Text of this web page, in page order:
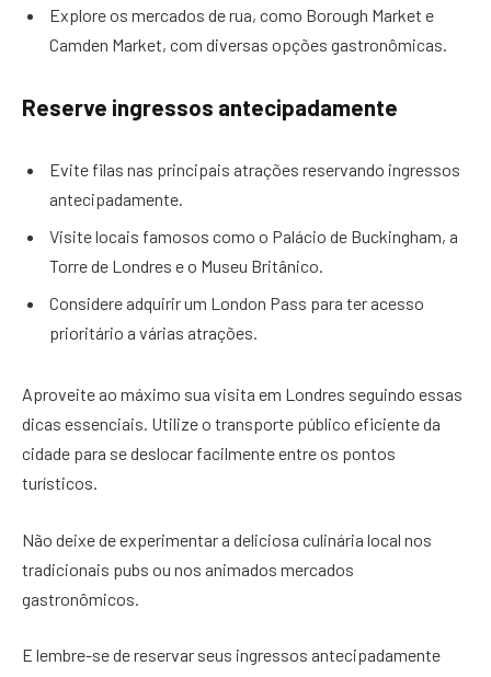
Explore os mercados de rua, como Borough Market e
Camden Market, com diversas opções gastronômicas.
Reserve ingressos antecipadamente
Evite filas nas principais atrações reservando ingressos
antecipadamente.
Visite locais famosos como o Palácio de Buckingham, a
Torre de Londres e o Museu Britânico.
Considere adquirir um London Pass para ter acesso
prioritário a várias atrações.
Aproveite ao máximo sua visita em Londres seguindo essas
dicas essenciais. Utilize o transporte público eficiente da
cidade para se deslocar facilmente entre os pontos
turísticos.
Não deixe de experimentar a deliciosa culinária local nos
tradicionais pubs ou nos animados mercados
gastronômicos.
E lembre-se de reservar seus ingressos antecipadamente